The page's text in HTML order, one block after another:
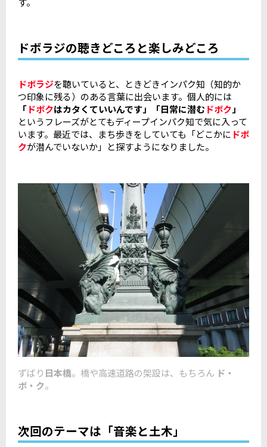
ドボラジの聴きどころと楽しみどころ
ドボラジを聴いていると、ときどきインパク知（知的か
つ印象に残る）のある言葉に出会います。個人的には
「ドボクはカタくていいんです」「日常に潜むドボク 」
というフレーズがとてもディープインパク知で気に入って
います。最近では、まち歩きをしていても「どこかに ドボ
クが潜んでいないか」と探すようになりました。
ずばり 日本橋。橋や高速道路の架設は、もちろん ド・
ボ・ク。
次回のテーマは「音楽と土木」